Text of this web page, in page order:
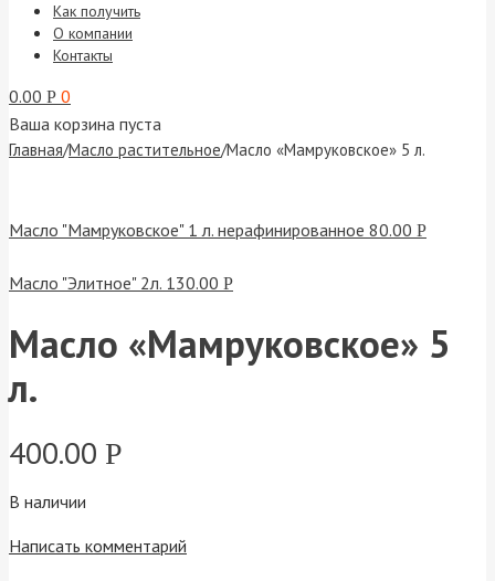
Как получить
О компании
Контакты
0.00 Р 0
Ваша корзина пуста
Главная/Масло растительное/Масло «Мамруковское» 5 л.
Масло "Мамруковское" 1 л. нерафинированное 80.00 Р
Масло "Элитное" 2л. 130.00 Р
Масло «Мамруковское» 5
л.
400.00 Р
В наличии
Написать комментарий